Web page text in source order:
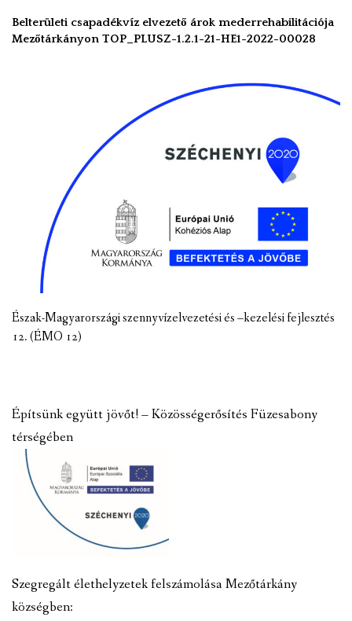
Belterületi csapadékvíz elvezető árok mederrehabilitációja
Mezőtárkányon TOP_PLUSZ-1.2.1-21-HE1-2022-00028
Észak-Magyarországi szennyvízelvezetési és –kezelési fejlesztés
12. (ÉMO 12)
Építsünk együtt jövőt! – Közösségerősítés Füzesabony
térségében
Szegregált élethelyzetek felszámolása Mezőtárkány
községben: